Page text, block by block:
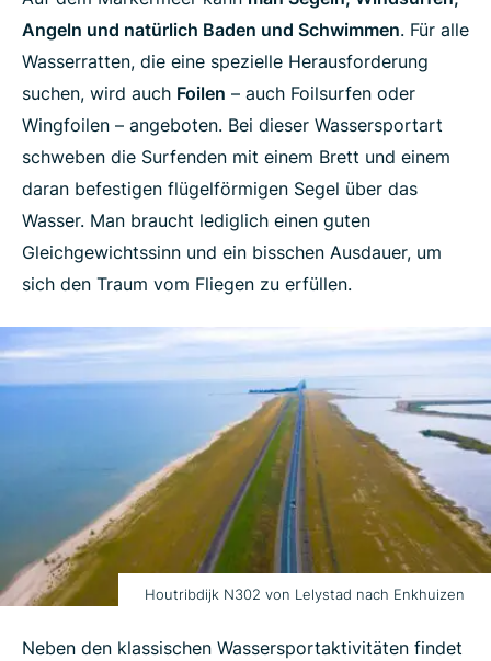
Angeln und natürlich Baden und Schwimmen. Für alle
Wasserratten, die eine spezielle Herausforderung
suchen, wird auch Foilen – auch Foilsurfen oder
Wingfoilen – angeboten. Bei dieser Wassersportart
schweben die Surfenden mit einem Brett und einem
daran befestigen flügelförmigen Segel über das
Wasser. Man braucht lediglich einen guten
Gleichgewichtssinn und ein bisschen Ausdauer, um
sich den Traum vom Fliegen zu erfüllen.
Houtribdijk N302 von Lelystad nach Enkhuizen
Neben den klassischen Wassersportaktivitäten findet